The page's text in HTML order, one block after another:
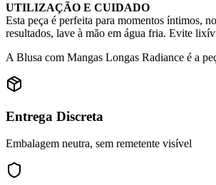
UTILIZAÇÃO E CUIDADO
Esta peça é perfeita para momentos íntimos,
resultados, lave à mão em água fria. Evite
A Blusa com Mangas Longas Radiance é a
Entrega Discreta
Embalagem neutra, sem remetente visível